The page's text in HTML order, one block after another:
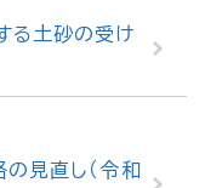
る土砂の受け
見直し（令和